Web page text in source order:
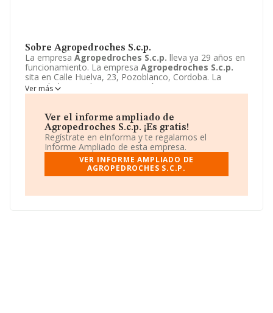
Sobre Agropedroches S.c.p.
La empresa Agropedroches S.c.p. lleva ya 29 años en
funcionamiento. La empresa Agropedroches S.c.p.
sita en Calle Huelva, 23, Pozoblanco, Cordoba. La
actividad CNAE de esta compañía es 7112 - Servicios
técnicos de ingeniería y otras actividades relacionadas
Agropedroches S.c.p.se registra como Sociedad civil.
Ver más
Ver el informe ampliado de
Agropedroches S.c.p. ¡Es gratis!
Regístrate en eInforma y te regalamos el
Informe Ampliado de esta empresa.
VER INFORME AMPLIADO DE
AGROPEDROCHES S.C.P.